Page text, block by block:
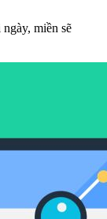
miền sẽ